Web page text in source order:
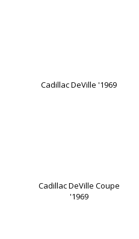
Cadillac DeVille '1969
Cadillac DeVille Coupe
'1969